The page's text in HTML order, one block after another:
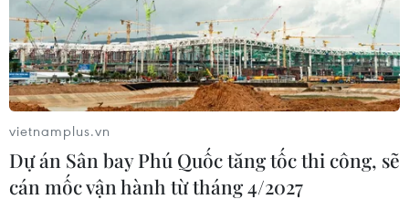
Nam Á
03/06/2025 07:55
Trong bản danh sách được triệu tập, 3 cái tên nhận
được nhiều sự quan tâm là Andrej An Khánh, Alex Bùi
và Viktor Lê, những cầu thủ Việt kiều được kỳ vọng sẽ
mang đến làn gió mới cho U22 Việt Nam.
vietnamplus.vn
Dự án Sân bay Phú Quốc tăng tốc thi công, sẽ
cán mốc vận hành từ tháng 4/2027